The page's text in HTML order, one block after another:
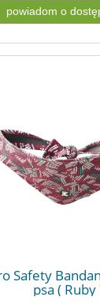
powiadom o
Safety
psa ( Ruby